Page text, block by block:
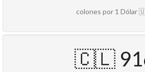
colones por 1 Dólar
🇨🇱